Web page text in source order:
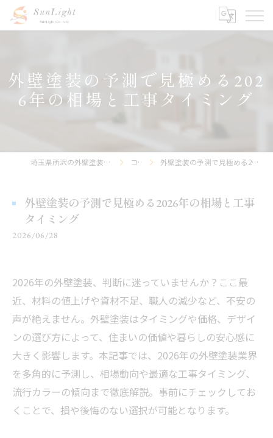
外壁塗装の予測で見極める202
6年の相場と工事タイミング
埼玉県所沢の外壁塗装なら株式会社サンライト コラム 外壁塗装の予測で見極める2026年の相場と工事タイミング
外壁塗装の予測で見極める2026年の相場と工事
タイミング
2026/06/28
2026年の外壁塗装、判断に迷っていませんか？ここ最
近、材料の値上げや資材不足、職人の減少など、不安の
声が絶えません。外壁塗装はタイミングや価格、デザイ
ンの選び方によって、住まいの価値や暮らしの安心感に
大きく影響します。本記事では、2026年の外壁塗装業界
を多角的に予測し、相場動向や最適な工事タイミング、
流行カラーの傾向まで徹底解説。事前にチェックしてお
くことで、損や後悔のない選択が可能となります。